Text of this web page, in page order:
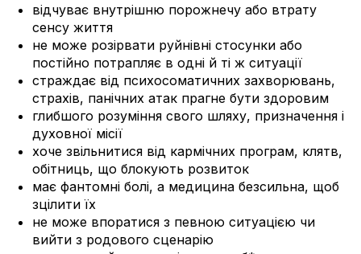
відчуває внутрішню порожнечу або втрату
сенсу життя
не може розірвати руйнівні стосунки або
постійно потрапляє в одні й ті ж ситуації
страждає від психосоматичних захворювань,
страхів, панічних атак прагне бути здоровим
глибшого розуміння свого шляху, призначення і
духовної місії
хоче звільнитися від кармічних програм, клятв,
обітниць, що блокують розвиток
має фантомні болі, а медицина безсильна, щоб
зцілити їх
не може впоратися з певною ситуацією чи
вийти з родового сценарію